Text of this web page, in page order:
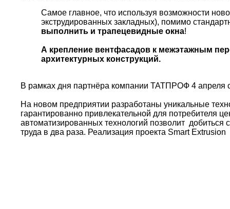
Самое главное, что используя возможности
экструдированных закладных), помимо
выполнить и трапецевидные окна!
А крепление вентфасадов к межэтажным
архитектурных конструкций.
В рамках дня партнёра компании ТАТПРОФ 4 апреля
На новом предприятии разработаны уникальные
гарантированно привлекательной для потребителя
автоматизированных технологий позволит добиться
труда в два раза. Реализация проекта Smart